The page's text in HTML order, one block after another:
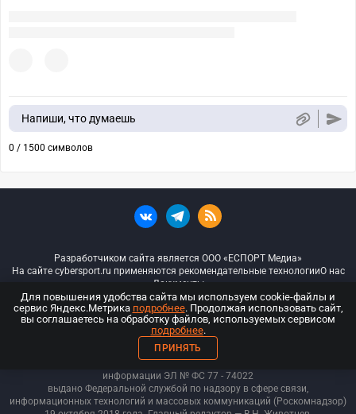
Напиши, что думаешь
0 / 1500 символов
Разработчиком сайта является ООО «ЕСПОРТ Медиа»
На сайте cybersport.ru применяются рекомендательные технологииО нас
Документы
© ООО «Киберспорт.ру» — Все права защищены
18+
ООО «Киберспорт.ру». Свидетельство о регистрации средств массовой
информации ЭЛ № ФС 77 - 74022
выдано Федеральной службой по надзору в сфере связи,
информационных технологий и массовых коммуникаций (Роскомнадзор)
Для повышения удобства сайта мы используем cookie-файлы и
сервис Яндекс.Метрика подробнее. Продолжая использовать сайт,
вы соглашаетесь на обработку файлов, используемых сервисом
подробнее.
ПРИНЯТЬ